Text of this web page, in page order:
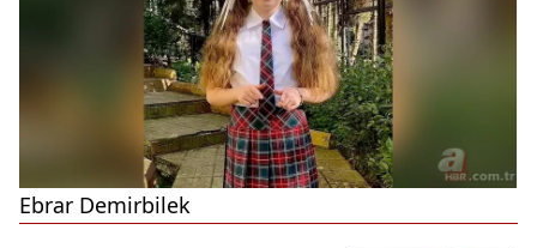
Ebrar Demirbilek